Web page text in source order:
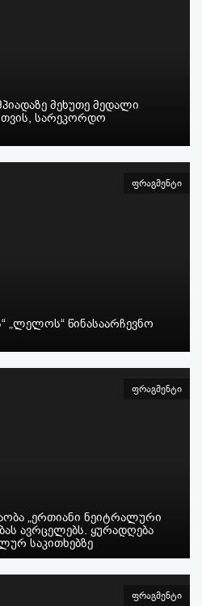
მეხუთე მედალი
სარეკორდო
ფრაგმენტი
„ლელოს“ წინასაარჩევნო
ფრაგმენტი
„ერთიანი ნეიტრალური
ავრცელებს. ყურადღება
საკითხებზე
ფრაგმენტი